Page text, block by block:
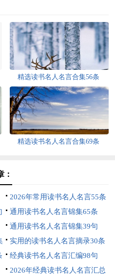
精选读书名人名言合集56条
精选读书名人名言合集69条
：
2026年常用读书名人名言55条
通用读书名人名言锦集65条
通用读书名人名言锦集39句
实用的读书名人名言摘录30条
经典读书名人名言汇编98句
2026年经典读书名人名言汇总